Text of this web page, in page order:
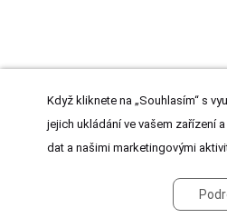
Když kliknete na „Souhlasím“ s
jejich ukládání ve vašem zařízení
dat a našimi marketingovými